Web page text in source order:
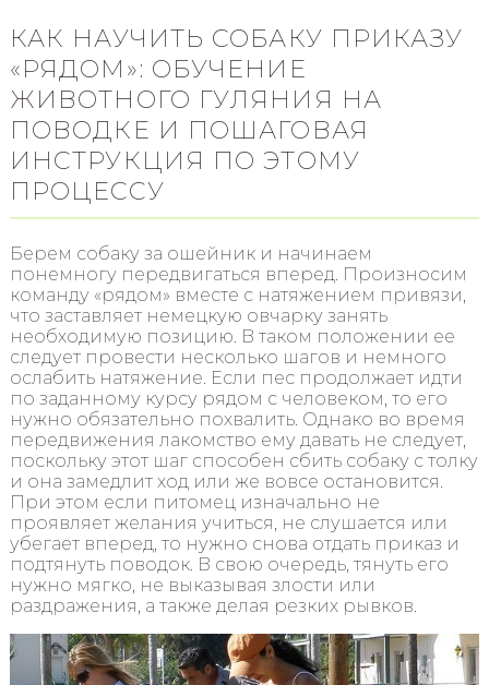
КАК НАУЧИТЬ СОБАКУ ПРИКАЗУ
«РЯДОМ»: ОБУЧЕНИЕ
ЖИВОТНОГО ГУЛЯНИЯ НА
ПОВОДКЕ И ПОШАГОВАЯ
ИНСТРУКЦИЯ ПО ЭТОМУ
ПРОЦЕССУ
Берем собаку за ошейник и начинаем
понемногу передвигаться вперед. Произносим
команду «рядом» вместе с натяжением привязи,
что заставляет немецкую овчарку занять
необходимую позицию. В таком положении ее
следует провести несколько шагов и немного
ослабить натяжение. Если пес продолжает идти
по заданному курсу рядом с человеком, то его
нужно обязательно похвалить. Однако во время
передвижения лакомство ему давать не следует,
поскольку этот шаг способен сбить собаку с толку
и она замедлит ход или же вовсе остановится.
При этом если питомец изначально не
проявляет желания учиться, не слушается или
убегает вперед, то нужно снова отдать приказ и
подтянуть поводок. В свою очередь, тянуть его
нужно мягко, не выказывая злости или
раздражения, а также делая резких рывков.